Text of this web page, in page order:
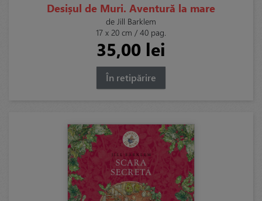
Desișul de Muri. Aventură la mare
de Jill Barklem
17 x 20 cm / 40 pag.
35,00 lei
În retipărire